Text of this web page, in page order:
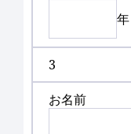
年
3
お名前